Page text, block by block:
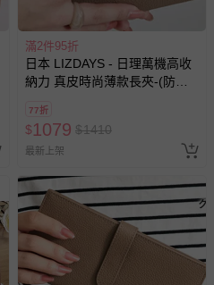
滿2件95折
日本 LIZDAYS - 日理萬機高收
納力 真皮時尚薄款長夾-(防盜
77折
$1079 $1410
最新上架